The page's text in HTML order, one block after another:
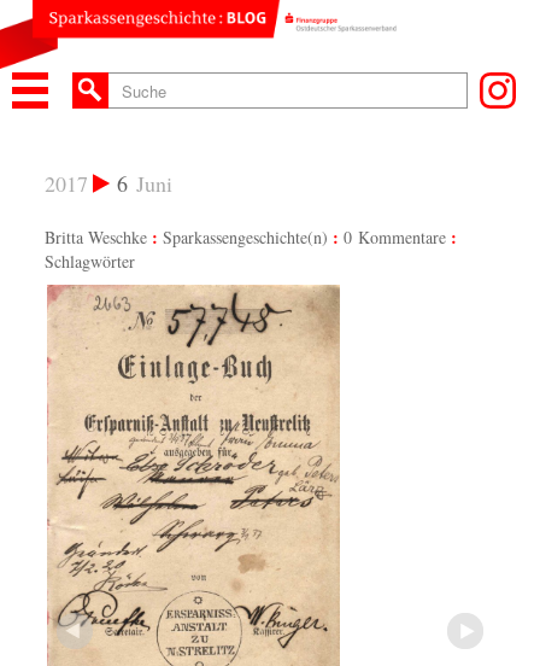
6 Juni
2017
Britta Weschke Sparkassengeschichte(n)
0 Kommentare
Schlagwörter